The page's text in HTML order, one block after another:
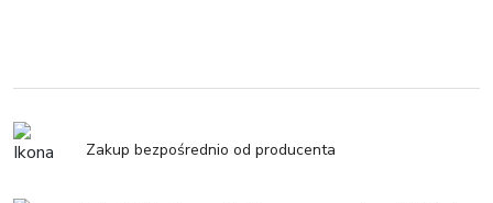
Zakup bezpośrednio od producenta